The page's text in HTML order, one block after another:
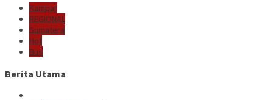
Kampar
REGIONAL
Sumatera
Hot
Bus
Berita Utama